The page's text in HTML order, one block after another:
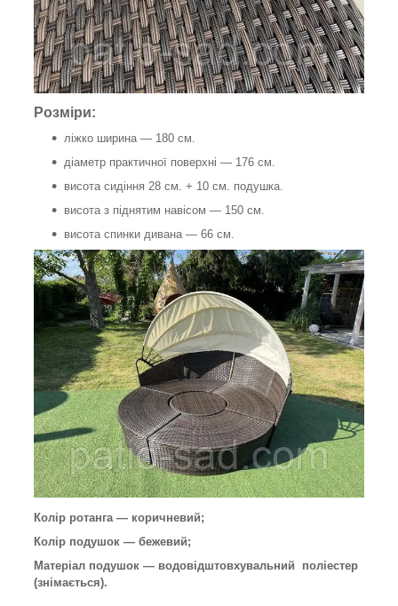
Розміри:
ліжко ширина — 180 см.
діаметр практичної поверхні — 176 см.
висота сидіння 28 см. + 10 см. подушка.
висота з піднятим навісом — 150 см.
висота спинки дивана — 66 см.
Колір ротанга — коричневий;
Колір подушок — бежевий;
Матеріал подушок — водовідштовхувальний поліестер
(знімається).